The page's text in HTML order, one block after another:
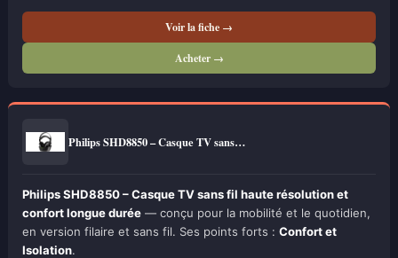
Voir la fiche →
Acheter →
Philips SHD8850 – Casque TV sans…
Philips SHD8850 – Casque TV sans fil haute résolution et
confort longue durée — conçu pour la mobilité et le quotidien,
en version filaire et sans fil. Ses points forts : Confort et
Isolation.